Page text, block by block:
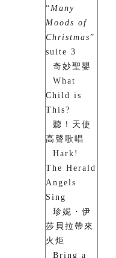
“Many
Moods of
Christmas”
suite 3
奇妙聖嬰
What
Child is
This?
聽！天使
高聲歌唱
Hark!
The Herald
Angels
Sing
珍妮・伊
莎貝拉帶來
火炬
Bring a